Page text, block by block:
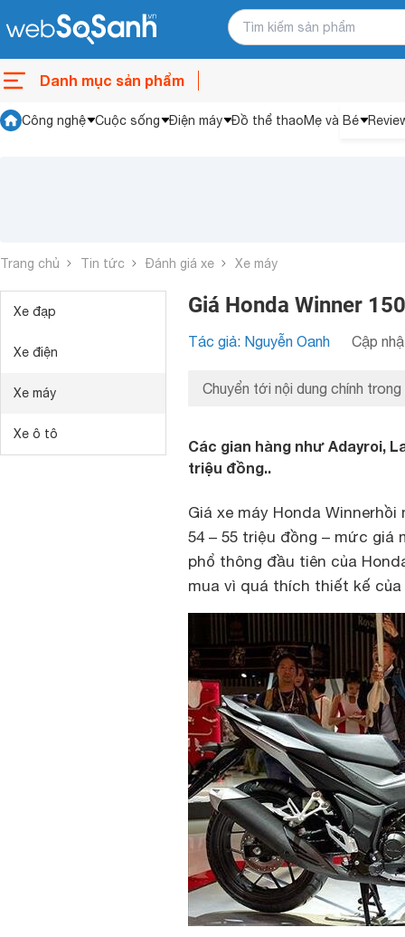
Danh mục sản phẩm
Công nghệ Cuộc sống Điện máy Đồ thể thaoMẹ và Bé
Trang chủ Tin tức Đánh giá xe Xe máy
Xe đạp
Xe điện
Xe máy
Xe ô tô
Giá Honda Winner
Tác giả: Nguyễn Oanh Cập
Chuyển tới nội dung chính trong
Các gian hàng như Adayroi,
triệu đồng..
Giá xe máy Honda Winnerhồi
54 – 55 triệu đồng – mức
phổ thông đầu tiên của
mua vì quá thích thiết kế của